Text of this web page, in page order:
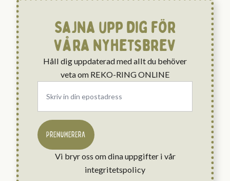
Sajna upp dig för
våra nyhetsbrev
Håll dig uppdaterad med allt du behöver
veta om REKO-RING ONLINE
Email
PRENUMERERA
Vi bryr oss om dina uppgifter i vår
integritetspolicy